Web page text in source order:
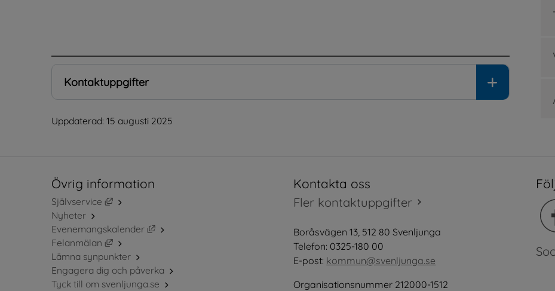
Kontaktuppgifter
Uppdaterad: 15 augusti 2025
Övrig information
Självservice
Länk till annan webbplats, öppnas i nytt fönster.
Nyheter
Evenemangskalender
Länk till annan webbplats, öppnas i nytt fönster.
Felanmälan
Länk till annan webbplats, öppnas i nytt fönster.
Lämna synpunkter
Engagera dig och påverka
Tyck till om svenljunga.se
Kontakta oss
Fler kontaktuppgifter
Boråsvägen 13, 512 80 Svenljunga
Telefon: 0325-180 00
E-post: kommun@svenljunga.se
Organisationsnummer 212000-1512